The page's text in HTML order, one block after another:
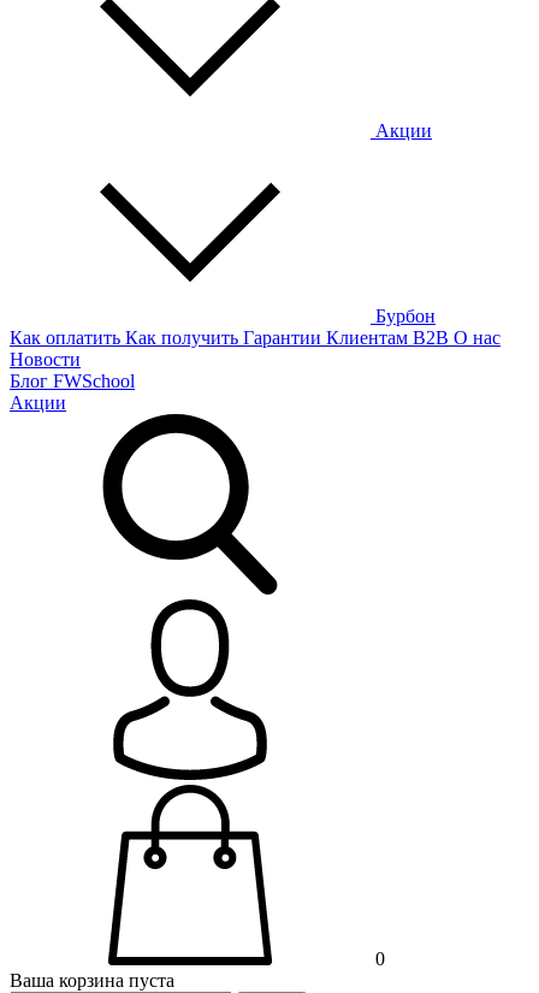
Акции
Бурбон
Как оплатить Как получить Гарантии Клиентам B2B О нас
Новости
Блог FWSchool
Акции
0
Ваша корзина пуста